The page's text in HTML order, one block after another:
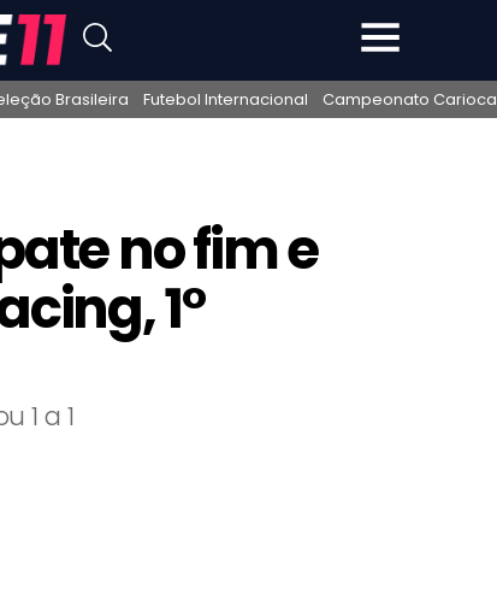
Brasileira Futebol Internacional Campeonato Carioca
no fim e
1°
1 a 1